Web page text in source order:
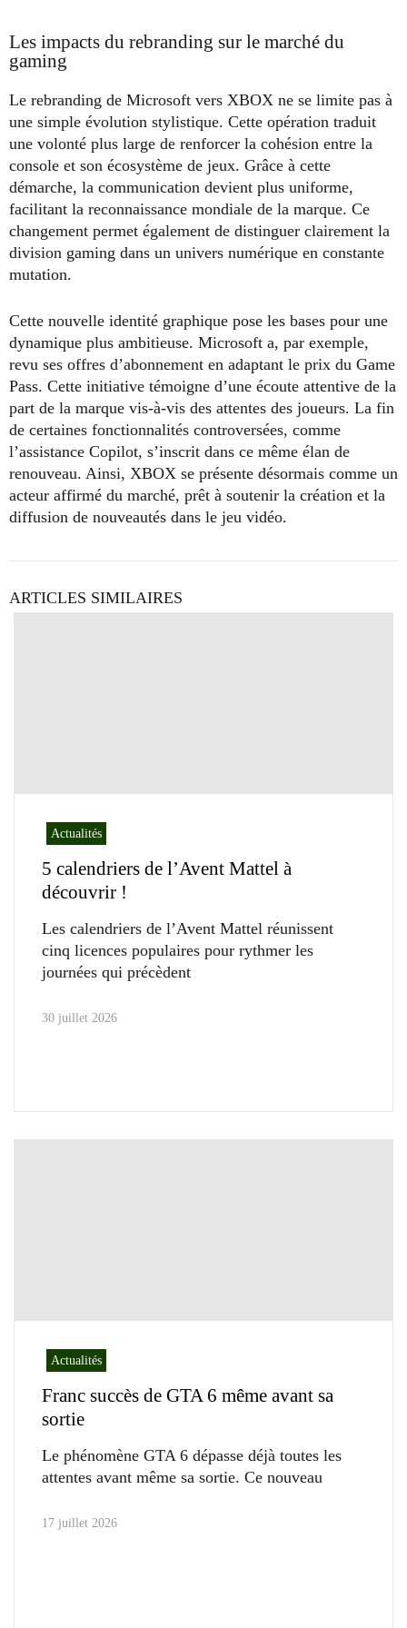
Les impacts du rebranding sur le marché du
gaming
Le rebranding de Microsoft vers XBOX ne se limite pas à
une simple évolution stylistique. Cette opération traduit
une volonté plus large de renforcer la cohésion entre la
console et son écosystème de jeux. Grâce à cette
démarche, la communication devient plus uniforme,
facilitant la reconnaissance mondiale de la marque. Ce
changement permet également de distinguer clairement la
division gaming dans un univers numérique en constante
mutation.
Cette nouvelle identité graphique pose les bases pour une
dynamique plus ambitieuse. Microsoft a, par exemple,
revu ses offres d’abonnement en adaptant le prix du Game
Pass. Cette initiative témoigne d’une écoute attentive de la
part de la marque vis-à-vis des attentes des joueurs. La fin
de certaines fonctionnalités controversées, comme
l’assistance Copilot, s’inscrit dans ce même élan de
renouveau. Ainsi, XBOX se présente désormais comme un
acteur affirmé du marché, prêt à soutenir la création et la
diffusion de nouveautés dans le jeu vidéo.
ARTICLES SIMILAIRES
Actualités
5 calendriers de l’Avent Mattel à
découvrir !
Les calendriers de l’Avent Mattel réunissent
cinq licences populaires pour rythmer les
journées qui précèdent
30 juillet 2026
Actualités
Franc succès de GTA 6 même avant sa
sortie
Le phénomène GTA 6 dépasse déjà toutes les
attentes avant même sa sortie. Ce nouveau
17 juillet 2026